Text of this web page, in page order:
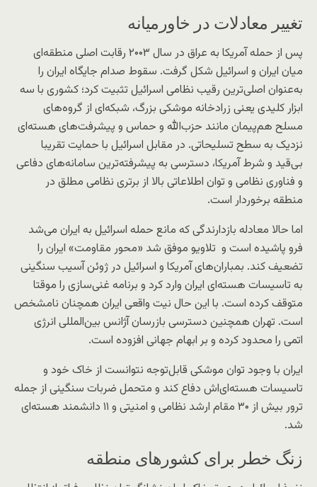
تغییر معادلات در خاورمیانه
پس از حمله آمریکا به عراق در سال ۲۰۰۳ رقابت اصلی منطقه‌ای
میان ایران و اسرائیل شکل گرفت. سقوط صدام جایگاه ایران را
به‌عنوان اصلی‌ترین رقیب نظامی اسرائیل تثبیت کرد؛ کشوری با سه
ابزار کلیدی یعنی زرادخانه موشکی بزرگ، شبکه‌ای از گروه‌های
مسلح هم‌پیمان مانند حزب‌الله و حماس و پیشرفت‌های هسته‌ای
نزدیک به سطح تسلیحاتی. در مقابل اسرائیل با حمایت تقریبا
بی‌قید و شرط آمریکا، دسترسی به پیشرفته‌ترین سامانه‌های دفاعی
و فناوری نظامی و توان اطلاعاتی بالا از برتری نظامی مطلق در
منطقه برخوردار است.
اما حالا معادله بازدارندگی‌ که مانع حمله اسرائیل به ایران می‌شد
فرو پاشیده است و تلاویو موفق شد «محور مقاومت» ایران را
تضعیف کند. بمباران‌های آمریکا و اسرائیل در ژوئن آسیب سنگینی
به تاسیسات هسته‌ای ایران وارد کرد و برنامه غنی‌سازی را موقتا
متوقف کرده است. با این حال نیت واقعی ایران همچنان نامشخص
است. تهران همچنین دسترسی بازرسان آژانس بین‌المللی انرژی
اتمی را محدود کرده و بر ابهام جهانی افزوده است.
ایران با وجود توان موشکی قابل‌توجه نتوانست از خاک خود و
تاسیسات هسته‌ای‌اش دفاع کند و متحمل ضربات سنگینی از جمله
ترور بیش از ۳۰ مقام ارشد نظامی و امنیتی و ۱۱ دانشمند هسته‌ای
شد.
زنگ خطر برای کشورهای منطقه